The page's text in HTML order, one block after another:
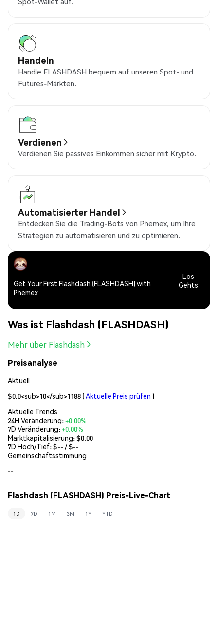
Handeln
Handle FLASHDASH bequem auf unseren Spot- und
Futures-Märkten.
Verdienen
Verdienen Sie passives Einkommen sicher mit Krypto.
Automatisierter Handel
Entdecken Sie die Trading-Bots von Phemex, um Ihre
Strategien zu automatisieren und zu optimieren.
Get Your First Flashdash (FLASHDASH) with
Phemex
Los
Gehts
Was ist Flashdash (FLASHDASH)
Mehr über Flashdash
Preisanalyse
Aktuell
$0.0<sub>10</sub>1188 ( Aktuelle Preis prüfen )
Aktuelle Trends
24H Veränderung:+0.00%
7D Veränderung:+0.00%
Marktkapitalisierung:$0.00
7D Hoch/Tief: $-- / $--
Gemeinschaftsstimmung
--
Flashdash (FLASHDASH) Preis-Live-Chart
1D 7D 1M 3M 1Y YTD